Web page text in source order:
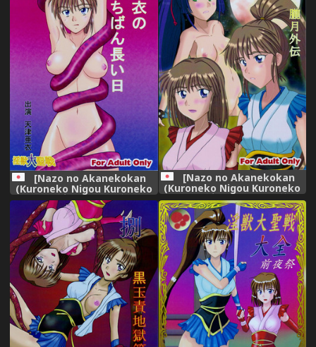
[Nazo no Akanekokan
(Kuroneko Nigou Kuroneko
Reigou)] 謎の赤猫団 聖獣伝 20
周年記念本 淫獣大聖戦 亜衣の
いちばん長い日 (Injuu Seisen
Twin Angels)
[Nazo no Akanekokan
(Kuroneko Nigou Kuroneko
Reigou)] 謎の黒猫団 EX 淫獣大
聖戦 朧月外伝 (Injuu Seisen
Twin Angels)